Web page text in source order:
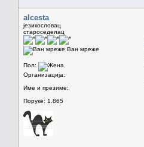
alcesta
језикословац
староседелац
Ван мреже
Пол:
Организација:
Име и презиме:
Поруке: 1.865